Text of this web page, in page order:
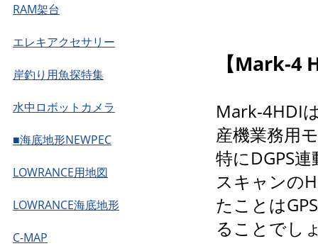
RAM架台
エレキアクセサリー
岸釣り用魚探特集
水中ロボットカメラ
■海底地形NEWPEC
LOWRANCE用地図
LOWRANCE海底地形
C-MAP
【Mark-4
Mark-4HDI
産機業務用
特にDGPS
スキャンの
たことは
ることでし